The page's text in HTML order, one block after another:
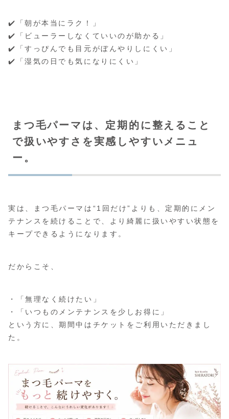
✔️「朝が本当にラク！」
✔️「ビューラーしなくていいのが助かる」
✔️「すっぴんでも目元がぼんやりしにくい」
✔️「湿気の日でも気になりにくい」
まつ毛パーマは、 定期的に整えること
で扱いやすさを実感しやすいメニュ
ー。
実は、まつ毛パーマは“1回だけ”よりも、定期的にメン
テナンスを続けることで、より綺麗に扱いやすい状態を
キープできるようになります。
だからこそ、
・「無理なく続けたい」
・「いつものメンテナンスを少しお得に」
という方に、期間中はチケットをご利用いただきまし
た。